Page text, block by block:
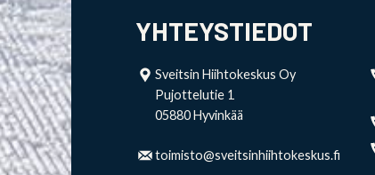
YHTEYSTIEDOT
Sveitsin Hiihtokeskus Oy
Pujottelutie 1
05880 Hyvinkää
toimisto@sveitsinhiihtokeskus.fi